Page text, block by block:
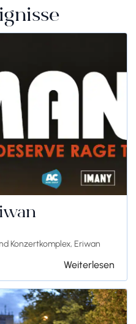
Konzertkomplex, Eriwan
Weiterlesen